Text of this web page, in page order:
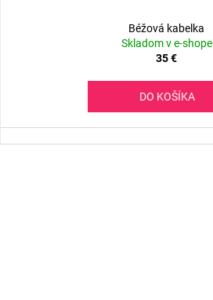
Béžová kabelka
Skladom v e-shope
35 €
DO KOŠÍKA